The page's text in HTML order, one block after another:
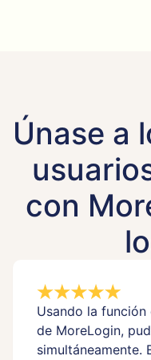
Únase a
con
Usando la
de MoreLogin,
simultáneamente.